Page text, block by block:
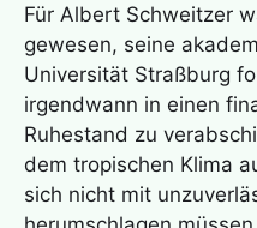
Für Albert Schweitzer
gewesen, seine
Universität Straßburg
irgendwann in einen
Ruhestand zu
dem tropischen Klima
sich nicht mit